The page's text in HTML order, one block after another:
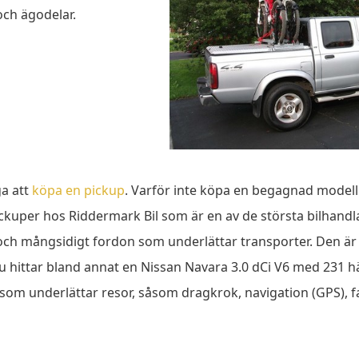
ägodelar.
att köpa en pickup. Varför inte köpa en begagnad
hos Riddermark Bil som är en av de största
mångsidigt fordon som underlättar transporter. Den
bland annat en Nissan Navara 3.0 dCi V6 med 231
underlättar resor, såsom dragkrok, navigation (GPS),